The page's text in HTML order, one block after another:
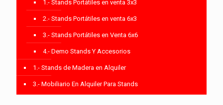
1.- Stands Portátiles en venta 3x3
2.- Stands Portátiles en venta 6x3
3.- Stands Portátiles en Venta 6x6
4.- Demo Stands Y Accesorios
1.- Stands de Madera en Alquiler
3.- Mobiliario En Alquiler Para Stands